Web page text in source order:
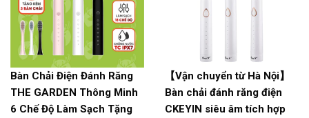
Bàn Chải Điện Đánh Răng
THE GARDEN Thông Minh
6 Chế Độ Làm Sạch Tặng
【Vận chuyển từ Hà Nội】
Bàn chải đánh răng điện
CKEYIN siêu âm tích hợp